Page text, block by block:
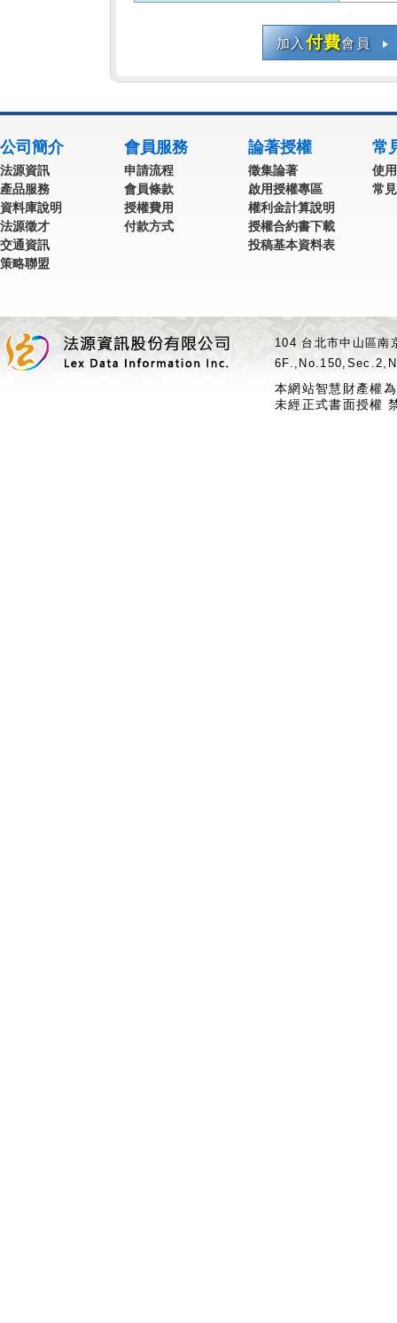
加入付費會員
公司簡介
法源資訊
產品服務
資料庫說明
法源徵才
交通資訊
策略聯盟
會員服務
申請流程
會員條款
授權費用
付款方式
論著授權
徵集論著
啟用授權專區
權利金計算說明
授權合約書下載
投稿基本資料表
常
使
常
104 台北市中山區
本網站智慧財產權
未經正式書面授權